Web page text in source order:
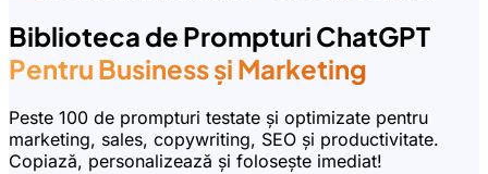
Biblioteca de Prompturi ChatGPT
Pentru Business și Marketing
Peste 100 de prompturi testate și optimizate pentru
marketing, sales, copywriting, SEO și productivitate.
Copiază, personalizează și folosește imediat!